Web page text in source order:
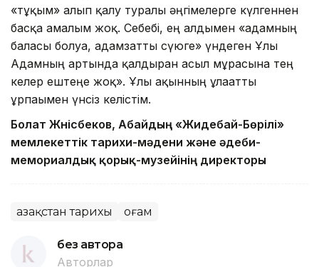
«тұқым» алып қалу туралы әңгімелерге күлгеннен
басқа амалым жоқ. Себебі, ең алдымен «адамның
баласы болуға, адамзатты сүюге» үндеген Ұлы
Адамның артында қалдырған асыл мұрасына тең
келер ештеңе жоқ». Ұлы ақынның ұлағатты
ұрпағымен үнсіз келістім.
Болат Жүнісбеков, Абайдың «Жидебай-Бөрілі»
мемлекеттік тарихи-мәдени және әдеби-
мемориалдық қорық-музейінің директоры
Қазақстан тарихы Қоғам
без автора
Авторлар